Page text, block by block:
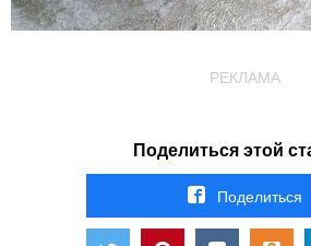
РЕКЛАМА
Поделиться этой
Поделиться